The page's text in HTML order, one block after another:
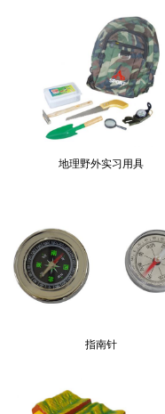
地理野外实习用具
指南针